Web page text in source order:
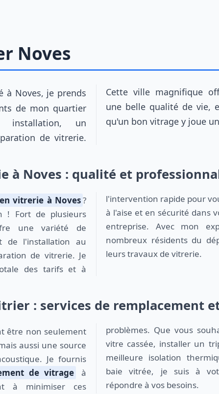
Noves
de mon quartier
installation, un
de vitrerie.
une belle qualité de vie,
qu'un bon vitrage y joue
à Noves : qualité et
vitrerie à Noves?
! Fort de plusieurs
une variété de
de l'installation au
de vitrerie. Je
des tarifs et à
l'intervention rapide pour
à l'aise et en sécurité dans
entreprise. Avec mon
nombreux résidents du
leurs travaux de vitrerie.
: services de remplacement
être non seulement
aussi une source
Je fournis
de vitrage
à
à minimiser ces
problèmes. Que vous
vitre cassée, installer un
meilleure isolation
baie vitrée, je suis à
répondre à vos besoins.